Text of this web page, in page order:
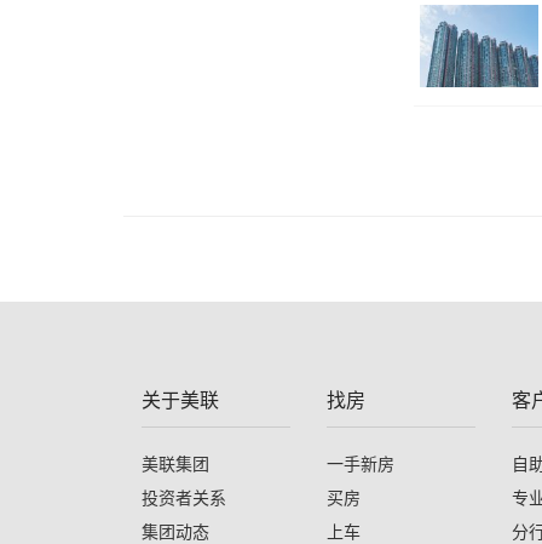
关于美联
美联集团
投资者关系
集团动态
找房
一手新房
买房
上车
客
自
专
分